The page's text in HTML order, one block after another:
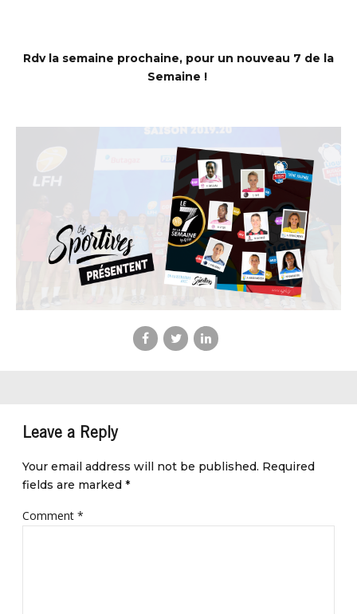
Rdv la semaine prochaine, pour un nouveau 7 de la
Semaine !
Leave a Reply
Your email address will not be published. Required
fields are marked *
Comment *